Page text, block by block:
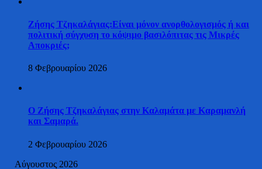
Ζήσης Τζηκαλάγιας:Είναι μόνον ανορθολογισμός ή και
πολιτική σύγχυση το κόψιμο βασιλόπιτας τις Μικρές
Αποκριές;
8 Φεβρουαρίου 2026
Ο Ζήσης Τζηκαλάγιας στην Καλαμάτα με Καραμανλή
και Σαμαρά.
2 Φεβρουαρίου 2026
Αύγουστος 2026